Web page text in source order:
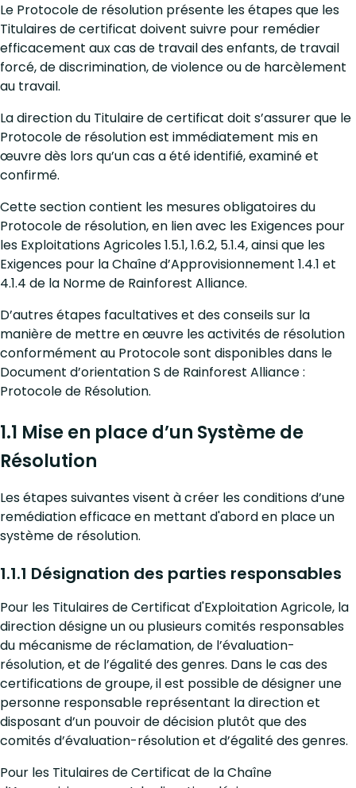
Le Protocole de résolution présente les étapes que les
Titulaires de certificat doivent suivre pour remédier
efficacement aux casde travail des enfants, de travail
forcé, de discrimination, de violence ou de harcèlement
au travail.
La direction du Titulaire de certificat doit s’assurer que le
Protocole de résolution est immédiatement mis en
œuvre dès lors qu’un cas a été identifié, examiné et
confirmé.
Cette section contient les mesures obligatoires du
Protocole de résolution, en lien avec les Exigences pour
les Exploitations Agricoles 1.5.1, 1.6.2, 5.1.4, ainsi que les
Exigences pour la Chaîne d’Approvisionnement 1.4.1 et
4.1.4 de la Norme de Rainforest Alliance.
D’autres étapes facultatives et des conseils sur la
manière de mettre en œuvre les activités de résolution
conformément au Protocole sont disponibles dans le
Document d’orientation S de Rainforest Alliance :
Protocole de Résolution.
1.1 Mise en place d’un Système de
Résolution
Les étapes suivantes visent à créer les conditions d’une
remédiation efficace en mettant d'abord en place un
système de résolution.
1.1.1 Désignation des parties responsables
Pour les Titulaires de Certificat d'Exploitation Agricole, la
direction désigne un ou plusieurs comités responsables
du mécanisme de réclamation, de l’évaluation-
résolution, et de l’égalité des genres. Dans le cas des
certifications de groupe, il est possible de désigner une
personne responsable représentant la direction et
disposant d’un pouvoir de décision plutôt que des
comités d’évaluation-résolution et d’égalité des genres.
Pour les Titulaires de Certificat de la Chaîne